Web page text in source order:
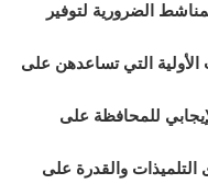
الضرورية لتوفير
التي تساعدهن على
للمحافظة على
والقدرة على